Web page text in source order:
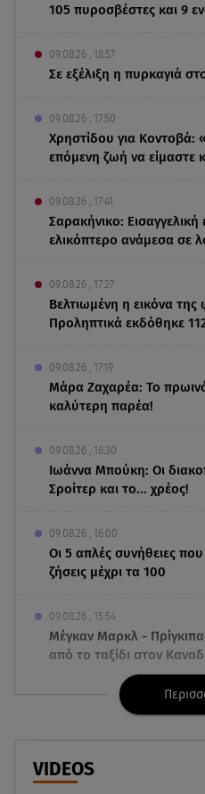
105 πυροσβέστες και 9
09.08.26 , 18:57
Σε εξέλιξη η πυρκαγιά
09.08.26 , 17:50
Χρηστίδου για Κοντοβά:
επόμενη ζωή να είμαστε
09.08.26 , 17:41
Σαρακήνικο: Εισαγγελική
ελικόπτερο ανάμεσα σε
09.08.26 , 17:27
Βελτιωμένη η εικόνα
Προληπτικά εκδόθηκε
09.08.26 , 17:19
Μάρα Ζαχαρέα: Το
καλύτερη παρέα!
09.08.26 , 16:30
Ιωάννα Μπούκη: Οι
Σροίτερ και το... χρέος!
09.08.26 , 16:00
Οι 5 απλές συνήθειες
ζήσεις μέχρι τα 100
09.08.26 , 15:54
Μέγκαν Μαρκλ -
από το ταξίδι στον
Ιράν: Στη δημοσιότητα
Μοτζταμπά Χαμενεΐ
09.08.26 , 15:16
VIDEOS